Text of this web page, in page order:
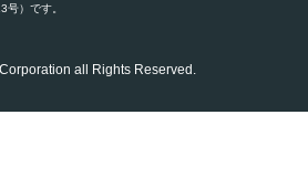
）です。
all Rights Reserved.